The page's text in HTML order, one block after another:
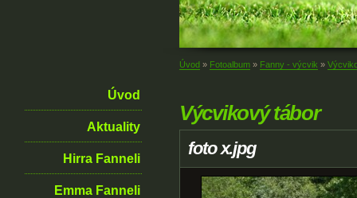
Úvod
Aktuality
Hirra Fanneli
Emma Fanneli
Úvod » Fotoalbum » Fanny - výcvik »
Výcvikový tábor
foto x.jpg